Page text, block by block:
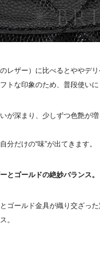
レザー）に比べるとややデ
トな印象のため、普段使いに
が深まり、少しずつ色艶が
分だけの“味”が出てきます。
とゴールドの絶妙バランス。
ゴールド金具が織り交ざっ
。